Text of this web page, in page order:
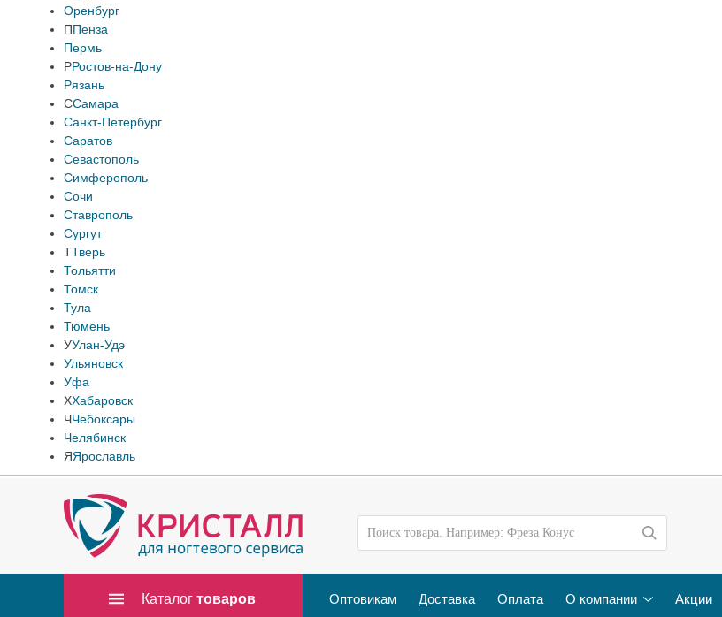
Оренбург
ППенза
Пермь
РРостов-на-Дону
Рязань
ССамара
Санкт-Петербург
Саратов
Севастополь
Симферополь
Сочи
Ставрополь
Сургут
ТТверь
Тольятти
Томск
Тула
Тюмень
УУлан-Удэ
Ульяновск
Уфа
ХХабаровск
ЧЧебоксары
Челябинск
ЯЯрославль
Каталог товаров Оптовикам Доставка Оплата О компании Акции